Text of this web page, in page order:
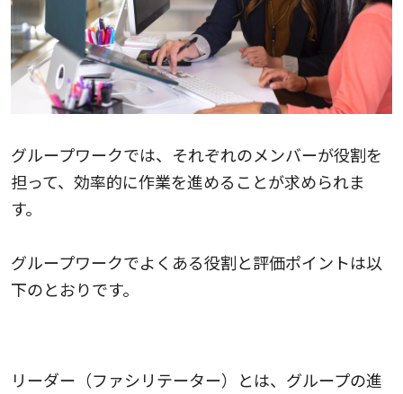
グループワークでは、それぞれのメンバーが役割を
担って、効率的に作業を進めることが求められま
す。
グループワークでよくある役割と評価ポイントは以
下のとおりです。
リーダー（ファシリテーター）とは、グループの進